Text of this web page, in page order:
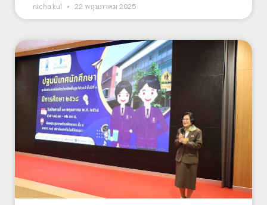
nicha.kul 22 พฤษภาคม 2025